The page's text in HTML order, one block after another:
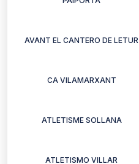
AVANT EL CANTERO DE LETUR
CA VILAMARXANT
ATLETISME SOLLANA
ATLETISMO VILLAR